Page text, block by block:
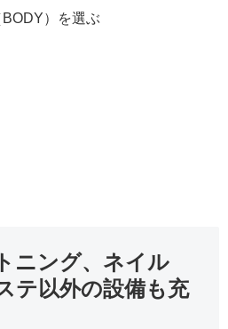
）を選ぶ
ニング、ネイル
テ以外の設備も充